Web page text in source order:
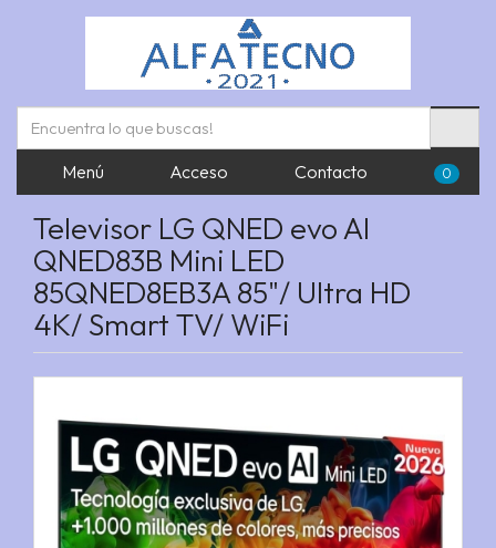
Menú Acceso Contacto 0
Televisor LG QNED evo AI
QNED83B Mini LED
85QNED8EB3A 85"/ Ultra HD
4K/ Smart TV/ WiFi